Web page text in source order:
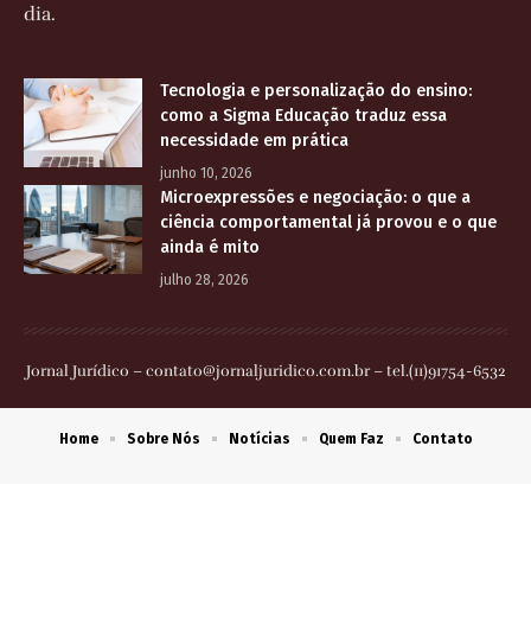
dia.
Tecnologia e personalização do ensino:
como a Sigma Educação traduz essa
necessidade em prática
junho 10, 2026
Microexpressões e negociação: o que a
ciência comportamental já provou e o que
ainda é mito
julho 28, 2026
Jornal Jurídico –contato@jornaljuridico.com.br– tel.(11)91754-6532
Home Sobre Nós Notícias Quem Faz Contato